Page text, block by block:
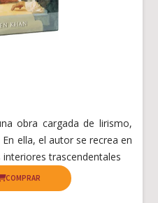
obra cargada de lirismo,
ella, el autor se recrea en
trascendentales
COMPRAR